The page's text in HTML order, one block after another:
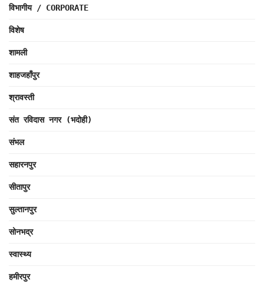
विभागीय / CORPORATE
विशेष
शामली
शाहजहाँपुर
श्रावस्ती
संत रविदास नगर (भदोही)
संभल
सहारनपुर
सीतापुर
सुल्तानपुर
सोनभद्र
स्वास्थ्य
हमीरपुर